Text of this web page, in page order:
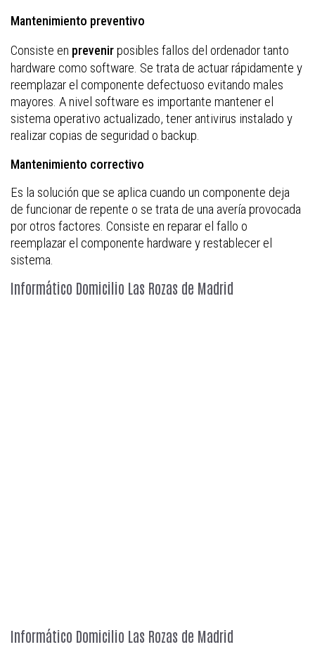
Mantenimiento preventivo
Consiste en prevenirposibles fallos del ordenador tanto
hardware como software. Se trata de actuar rápidamente y
reemplazar el componente defectuoso evitando males
mayores. A nivel software es importante mantener el
sistema operativo actualizado, tener antivirus instalado y
realizar copias de seguridad o backup.
Mantenimiento correctivo
Es la solución que se aplica cuando un componente deja
de funcionar de repente o se trata de una avería provocada
por otros factores. Consiste en reparar el fallo o
reemplazar el componente hardware y restablecer el
sistema.
Informático Domicilio Las Rozas de Madrid
Informático Domicilio Las Rozas de Madrid